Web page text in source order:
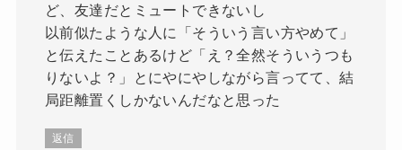
ど、友達だとミュートできないし
以前似たような人に「そういう言い方やめて」
と伝えたことあるけど「え？全然そういうつも
りないよ？」とにやにやしながら言ってて、結
局距離置くしかないんだなと思った
返信